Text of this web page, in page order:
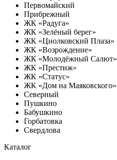
Первомайский
Прибрежный
ЖК «Радуга»
ЖК «Зелёный берег»
ЖК «Циолковский Плаза»
ЖК «Возрождение»
ЖК «Молодёжный Салют»
ЖК «Престиж»
ЖК «Статус»
ЖК «Дом на Маяковского»
Северный
Пушкино
Бабушкино
Горбатовка
Свердлова
Каталог